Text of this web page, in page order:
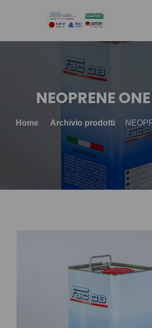
RETE DI VENDITA
TECNOLOGIA
PRODOTTI
NEOPRENE
Home Archivio prodotti